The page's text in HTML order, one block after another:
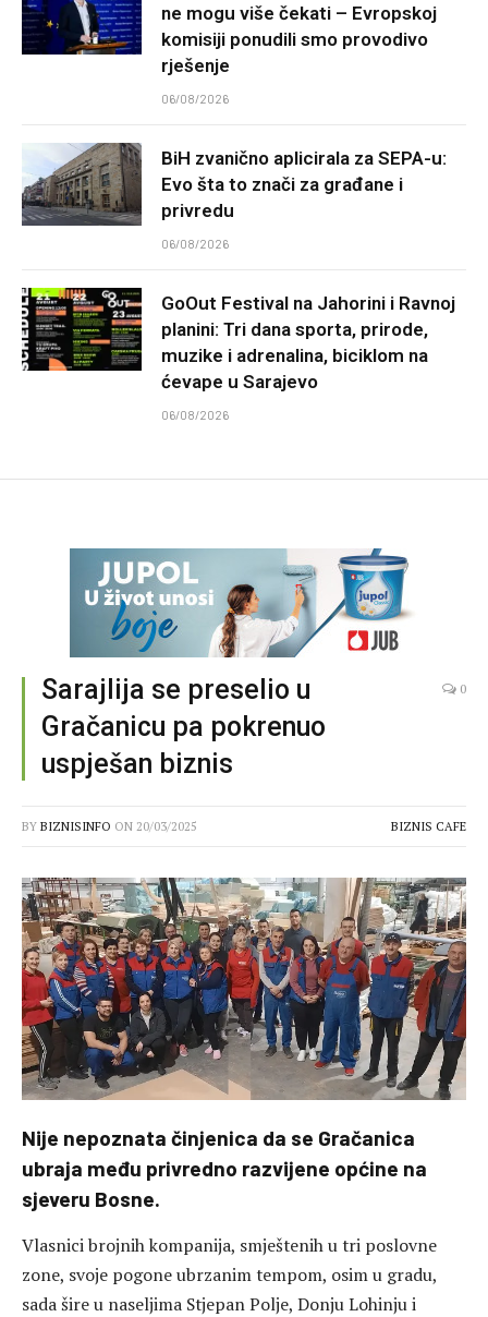
ne mogu više čekati – Evropskoj
komisiji ponudili smo provodivo
rješenje
06/08/2026
BiH zvanično aplicirala za SEPA-u:
Evo šta to znači za građane i
privredu
06/08/2026
GoOut Festival na Jahorini i Ravnoj
planini: Tri dana sporta, prirode,
muzike i adrenalina, biciklom na
ćevape u Sarajevo
06/08/2026
Sarajlija se preselio u
Gračanicu pa pokrenuo
uspješan biznis
0
BY BIZNISINFO ON 20/03/2025 BIZNIS CAFE
Nije nepoznata činjenica da se Gračanica
ubraja među privredno razvijene općine na
sjeveru Bosne.
Vlasnici brojnih kompanija, smještenih u tri poslovne
zone, svoje pogone ubrzanim tempom, osim u gradu,
sada šire u naseljima Stjepan Polje, Donju Lohinju i